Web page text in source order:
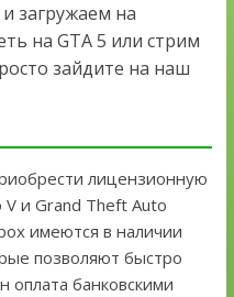
загружаем на
на GTA 5 или стрим
зайдите на наш
лицензионную
и Grand Theft Auto
имеются в наличии
позволяют быстро
оплата банковскими